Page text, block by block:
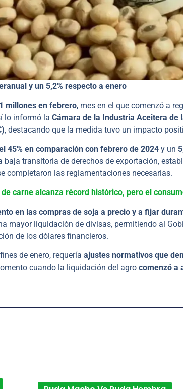
y un 5,2% respecto a enero
millones en febrero, mes en el que comenzó a
lo informó la Cámara de la Industria Aceitera de
, destacando que la medida tuvo un impacto
45% en comparación con febrero de 2024 y un
baja transitoria de derechos de exportación,
completaron las reglamentaciones necesarias.
de carne alcanza récord histórico, pero el
en las compras de soja a precio y a fijar
mayor liquidación de divisas, permitiendo al
de los dólares financieros.
de enero, requería ajustes normativos que
cuando la liquidación del agro comenzó a